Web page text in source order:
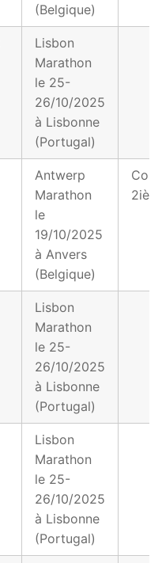
(Belgique)
Lisbon
Marathon
le 25-
26/10/2025
à Lisbonne
(Portugal)
Antwerp
Marathon
le
19/10/2025
à Anvers
(Belgique)
Lisbon
Marathon
le 25-
26/10/2025
à Lisbonne
(Portugal)
Lisbon
Marathon
le 25-
26/10/2025
à Lisbonne
(Portugal)